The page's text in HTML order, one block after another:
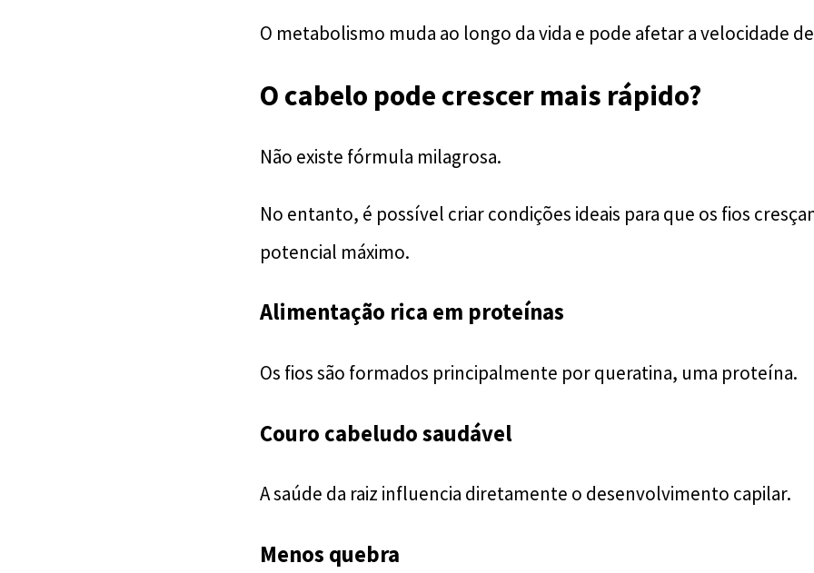
O metabolismo muda ao longo da vida e pode afetar a velocidade
O cabelo pode crescer mais rápido?
Não existe fórmula milagrosa.
No entanto, é possível criar condições ideais para que os fios
potencial máximo.
Alimentação rica em proteínas
Os fios são formados principalmente por queratina, uma proteína.
Couro cabeludo saudável
A saúde da raiz influencia diretamente o desenvolvimento capilar.
Menos quebra